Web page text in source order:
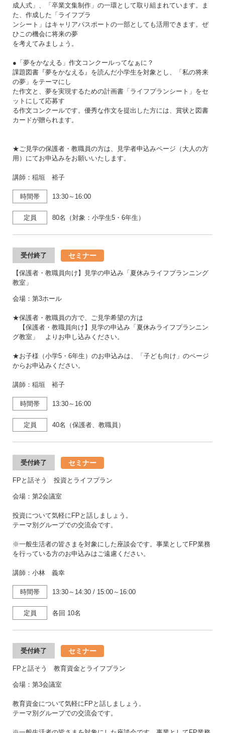
成人式」、「卒業文集制作」の一環として取り組まれています。ま
た、作成した「ライフプラ
ンシート」はキャリアパスポートの一部としても活用できます。ぜ
ひこの機会に将来の夢
を考えてみましょう。
●「夢をかなえる」作文コンクールってなぁに？
課題図書『夢をかなえる』を読んだ小学生を対象とし、「私の将来
の夢」をテーマにし
た作文と、夢を実現するための計画書「ライフプランシート」をセ
ットにして応募す
る作文コンクールです。優秀な作文を提出した方には、賞状と図書
カードが贈られます。
★ご見学の保護者・教職員の方は、見学者申込みページ（大人の方
用）にてお申込みをお願いいたします。
講師：稲垣 裕子
時間帯 13:30～16:00
定員 80名（対象：小学生5・6年生）
受付終了 セミナー
【保護者・教職員向け】見学の申込み「夏休みライフプランニング
教室」
会場：第3ホール
★保護者・教職員の方で、ご見学希望の方は
【保護者・教職員向け】見学の申込み「夏休みライフプランニン
グ教室」 よりお申し込みください。
★お子様（小学5・6年生）のお申込みは、「子ども向け」のページ
からお申込みください。
講師：稲垣 裕子
時間帯 13:30～16:00
定員 40名（保護者、教職員）
受付終了 セミナー
FPと話そう 投資とライフプラン
会場：第2会議室
投資について気軽にFPと話しましょう。
テーマ別グループでの交流会です。
※一般生活者の皆さまを対象にした座談会です。事業としてFP業務
を行っている方のお申込みはご遠慮ください。
講師：小林 義幸
時間帯 13:30～14:30 / 15:00～16:00
定員 各回 10名
受付終了 セミナー
FPと話そう 教育資金とライフプラン
会場：第3会議室
教育資金について気軽にFPと話しましょう。
テーマ別グループでの交流会です。